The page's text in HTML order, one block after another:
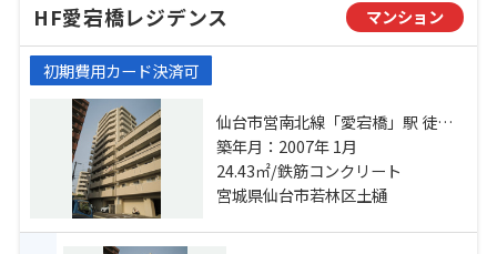
HF愛宕橋レジデンス マンション
初期費用カード決済可
仙台市営南北線「愛宕橋」駅 徒歩3
分 仙台市営南北線「河原町」駅 徒
歩8分 仙台市営南北線「五橋」駅 徒
歩10分
築年月：2007年 1月
24.43㎡/鉄筋コンクリート
宮城県仙台市若林区土樋